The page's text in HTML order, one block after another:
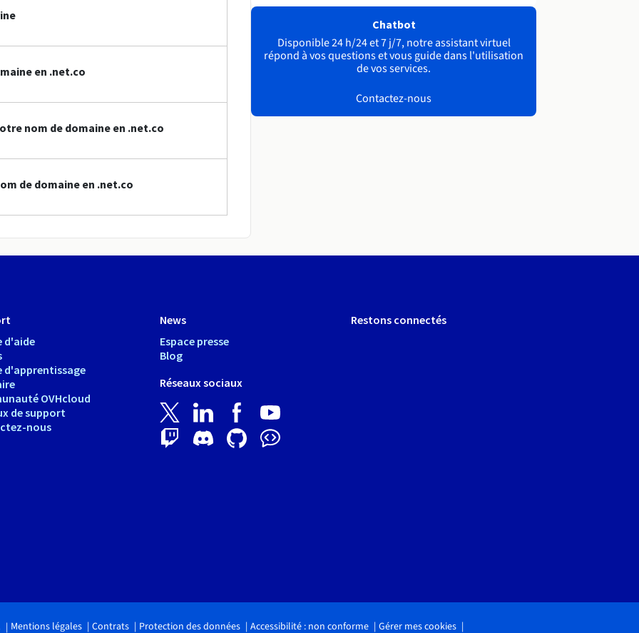
en .net.co
nom de domaine en .net.co
de domaine en .net.co
Chatbot
Disponible 24 h/24 et 7 j/7, notre assistant virtuel
répond à vos questions et vous guide dans l'utilisation
de vos services.
Contactez-nous
d'aide
d'apprentissage
OVHcloud
de support
nous
News
Espace presse
Blog
Réseaux sociaux
Restons connectés
Mentions légales Contrats Protection des données Accessibilité : non conforme Gérer mes cookies